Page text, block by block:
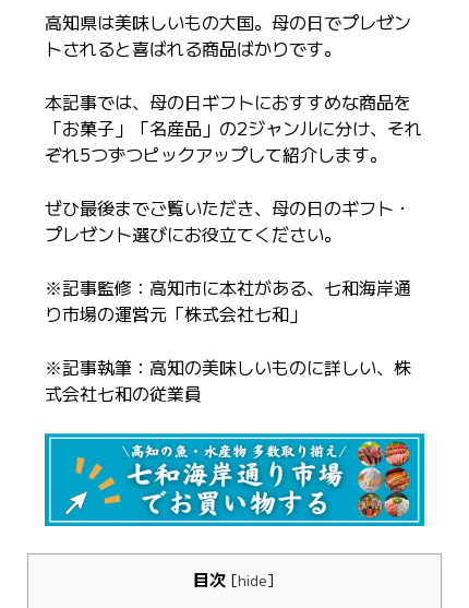
高知県は美味しいもの大国。母の日でプレゼン
トされると喜ばれる商品ばかりです。
本記事では、母の日ギフトにおすすめな商品を
「お菓子」「名産品」の2ジャンルに分け、それ
ぞれ5つずつピックアップして紹介します。
ぜひ最後までご覧いただき、母の日のギフト・
プレゼント選びにお役立てください。
※記事監修：高知市に本社がある、七和海岸通
り市場の運営元「株式会社七和」
※記事執筆：高知の美味しいものに詳しい、株
式会社七和の従業員
目次 [hide]